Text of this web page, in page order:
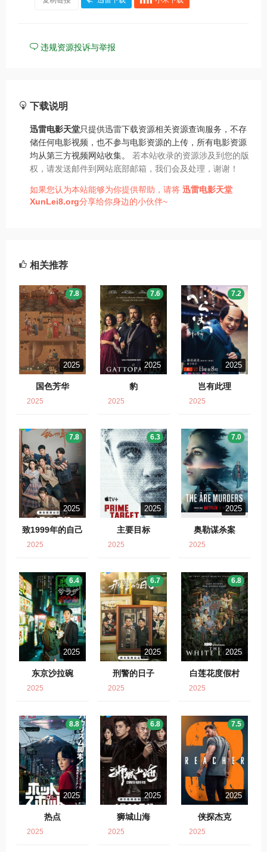
违规资源投诉与举报
下载说明
迅雷电影天堂只提供迅雷下载资源相关资源查询服务，不存
储任何电影视频，也不参与电影资源的上传，所有电影资源
均从第三方视频网站收集。 若本站收录的资源涉及到您的版
权，请发送邮件到网站底部邮箱，我们会及处理，谢谢！
如果您认为本站能够为你提供帮助，请将 迅雷电影天堂
XunLei8.org分享给你身边的小伙伴~
相关推荐
2025
国色芳华
7.8
2025
2025
豹
7.6
2025
2025
岂有此理
7.2
2025
2025
致1999年的自己
7.8
2025
2025
主要目标
6.3
2025
2025
奥勒谋杀案
7.0
2025
2025
东京沙拉碗
6.4
2025
2025
刑警的日子
6.7
2025
2025
白莲花度假村
6.8
2025
2025
热点
8.8
2025
2025
狮城山海
6.8
2025
2025
侠探杰克
7.5
2025